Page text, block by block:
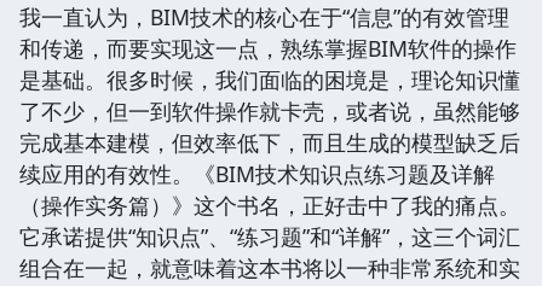
我一直认为，BIM技术的核心在于“信息”的有效管理
和传递，而要实现这一点，熟练掌握BIM软件的操作
是基础。很多时候，我们面临的困境是，理论知识懂
了不少，但一到软件操作就卡壳，或者说，虽然能够
完成基本建模，但效率低下，而且生成的模型缺乏后
续应用的有效性。《BIM技术知识点练习题及详解
（操作实务篇）》这个书名，正好击中了我的痛点。
它承诺提供“知识点”、“练习题”和“详解”，这三个词汇
组合在一起，就意味着这本书将以一种非常系统和实